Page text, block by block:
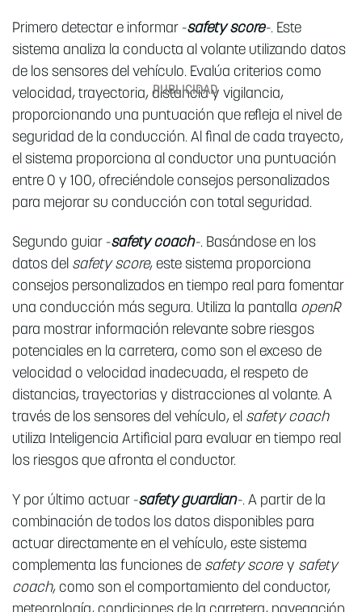
Primero detectar e informar -safety score-. Este
sistema analiza la conducta al volante utilizando datos
de los sensores del vehículo. Evalúa criterios como
velocidad, trayectoria, distancia y vigilancia,
proporcionando una puntuación que refleja el nivel de
seguridad de la conducción. Al final de cada trayecto,
el sistema proporciona al conductor una puntuación
entre 0 y 100, ofreciéndole consejos personalizados
para mejorar su conducción con total seguridad.
Segundo guiar -safety coach-. Basándose en los
datos del safety score, este sistema proporciona
consejos personalizados en tiempo real para fomentar
una conducción más segura. Utiliza la pantalla openR
para mostrar información relevante sobre riesgos
potenciales en la carretera, como son el exceso de
velocidad o velocidad inadecuada, el respeto de
distancias, trayectorias y distracciones al volante. A
través de los sensores del vehículo, el safety coach
utiliza Inteligencia Artificial para evaluar en tiempo real
los riesgos que afronta el conductor.
Y por último actuar -safety guardian-. A partir de la
combinación de todos los datos disponibles para
actuar directamente en el vehículo, este sistema
complementa las funciones de safety scorey safety
coach, como son el comportamiento del conductor,